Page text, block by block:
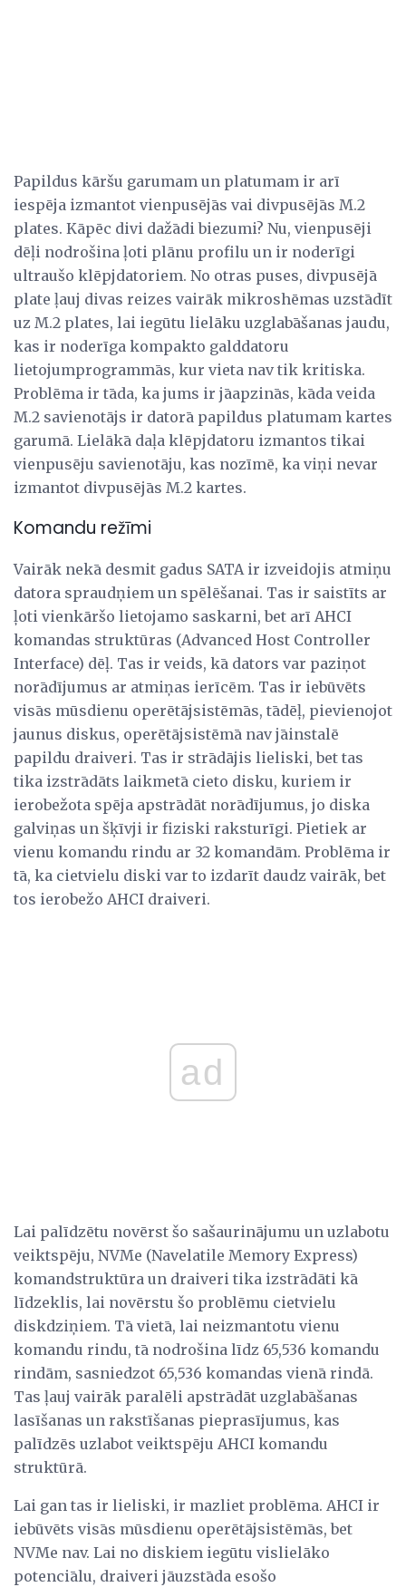
Papildus kāršu garumam un platumam ir arī
iespēja izmantot vienpusējās vai divpusējās M.2
plates. Kāpēc divi dažādi biezumi? Nu, vienpusēji
dēļi nodrošina ļoti plānu profilu un ir noderīgi
ultraušo klēpjdatoriem. No otras puses, divpusējā
plate ļauj divas reizes vairāk mikroshēmas uzstādīt
uz M.2 plates, lai iegūtu lielāku uzglabāšanas jaudu,
kas ir noderīga kompakto galddatoru
lietojumprogrammās, kur vieta nav tik kritiska.
Problēma ir tāda, ka jums ir jāapzinās, kāda veida
M.2 savienotājs ir datorā papildus platumam kartes
garumā. Lielākā daļa klēpjdatoru izmantos tikai
vienpusēju savienotāju, kas nozīmē, ka viņi nevar
izmantot divpusējās M.2 kartes.
Komandu režīmi
Vairāk nekā desmit gadus SATA ir izveidojis atmiņu
datora spraudņiem un spēlēšanai. Tas ir saistīts ar
ļoti vienkāršo lietojamo saskarni, bet arī AHCI
komandas struktūras (Advanced Host Controller
Interface) dēļ. Tas ir veids, kā dators var paziņot
norādījumus ar atmiņas ierīcēm. Tas ir iebūvēts
visās mūsdienu operētājsistēmās, tādēļ, pievienojot
jaunus diskus, operētājsistēmā nav jāinstalē
papildu draiveri. Tas ir strādājis lieliski, bet tas
tika izstrādāts laikmetā cieto disku, kuriem ir
ierobežota spēja apstrādāt norādījumus, jo diska
galviņas un šķīvji ir fiziski raksturīgi. Pietiek ar
vienu komandu rindu ar 32 komandām. Problēma ir
tā, ka cietvielu diski var to izdarīt daudz vairāk, bet
tos ierobežo AHCI draiveri.
ad
Lai palīdzētu novērst šo sašaurinājumu un uzlabotu
veiktspēju, NVMe (Navelatile Memory Express)
komandstruktūra un draiveri tika izstrādāti kā
līdzeklis, lai novērstu šo problēmu cietvielu
diskdziņiem. Tā vietā, lai neizmantotu vienu
komandu rindu, tā nodrošina līdz 65,536 komandu
rindām, sasniedzot 65,536 komandas vienā rindā.
Tas ļauj vairāk paralēli apstrādāt uzglabāšanas
lasīšanas un rakstīšanas pieprasījumus, kas
palīdzēs uzlabot veiktspēju AHCI komandu
struktūrā.
Lai gan tas ir lieliski, ir mazliet problēma. AHCI ir
iebūvēts visās mūsdienu operētājsistēmās, bet
NVMe nav. Lai no diskiem iegūtu vislielāko
potenciālu, draiveri jāuzstāda esošo